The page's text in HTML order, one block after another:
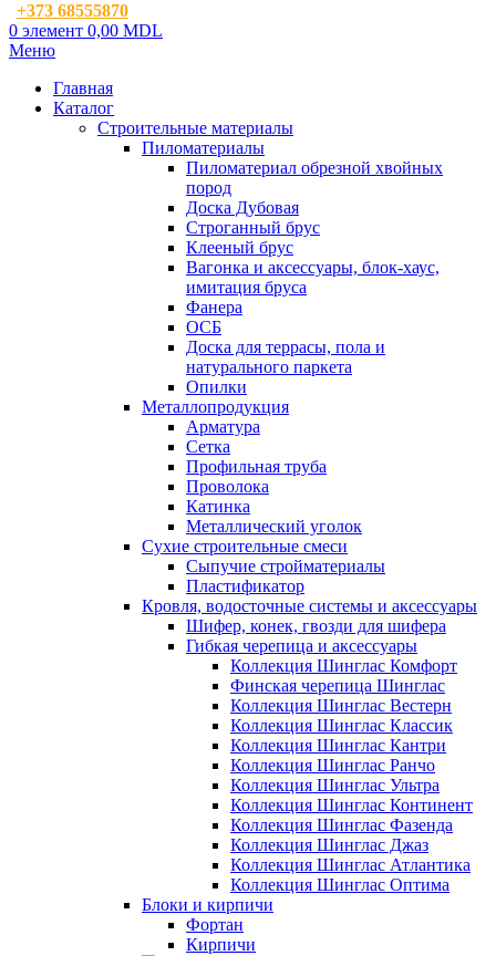
+373 68555870
0 элемент 0,00 MDL
Меню
Главная
Каталог
Строительные материалы
Пиломатериалы
Пиломатериал обрезной хвойных
пород
Доска Дубовая
Строганный брус
Клееный брус
Вагонка и аксессуары, блок-хаус,
имитация бруса
Фанера
ОСБ
Доска для террасы, пола и
натурального паркета
Опилки
Металлопродукция
Арматура
Сетка
Профильная труба
Проволока
Катинка
Металлический уголок
Сухие строительные смеси
Сыпучие стройматериалы
Пластификатор
Кровля, водосточные системы и аксессуары
Шифер, конек, гвозди для шифера
Гибкая черепица и аксессуары
Коллекция Шинглас Комфорт
Финская черепица Шинглас
Коллекция Шинглас Вестерн
Коллекция Шинглас Классик
Коллекция Шинглас Кантри
Коллекция Шинглас Ранчо
Коллекция Шинглас Ультра
Коллекция Шинглас Континент
Коллекция Шинглас Фазенда
Коллекция Шинглас Джаз
Коллекция Шинглас Атлантика
Коллекция Шинглас Оптима
Блоки и кирпичи
Фортан
Кирпичи